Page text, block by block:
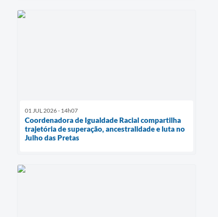
01 JUL 2026 - 14h07
Coordenadora de Igualdade Racial compartilha
trajetória de superação, ancestralidade e luta no
Julho das Pretas